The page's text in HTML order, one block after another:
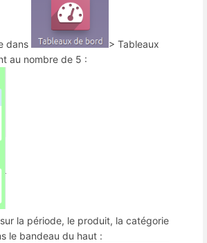
dans
> Tableaux
au nombre de 5 :
la période, le produit, la catégorie
le bandeau du haut :